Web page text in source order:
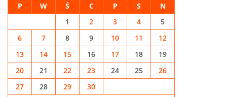
P W Ś C P S N
1 2 3 4
5
6
7 8 9 10 11
12
13
14 15 16 17 18
19
20
21 22 23 24 25
26
27
28 29 30